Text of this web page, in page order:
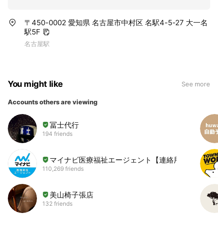
〒450-0002 愛知県 名古屋市中村区 名駅4-5-27 大一名
駅5F
名古屋駅
You might like See more
Accounts others are viewing
冨士代行
194 friends
マイナビ医療福祉エージェント【連絡用】
110,269 friends
美山椅子張店
132 friends